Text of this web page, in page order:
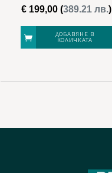
€ 199,00 (389.21 лв.)
ДОБАВЯНЕ В
КОЛИЧКАТА